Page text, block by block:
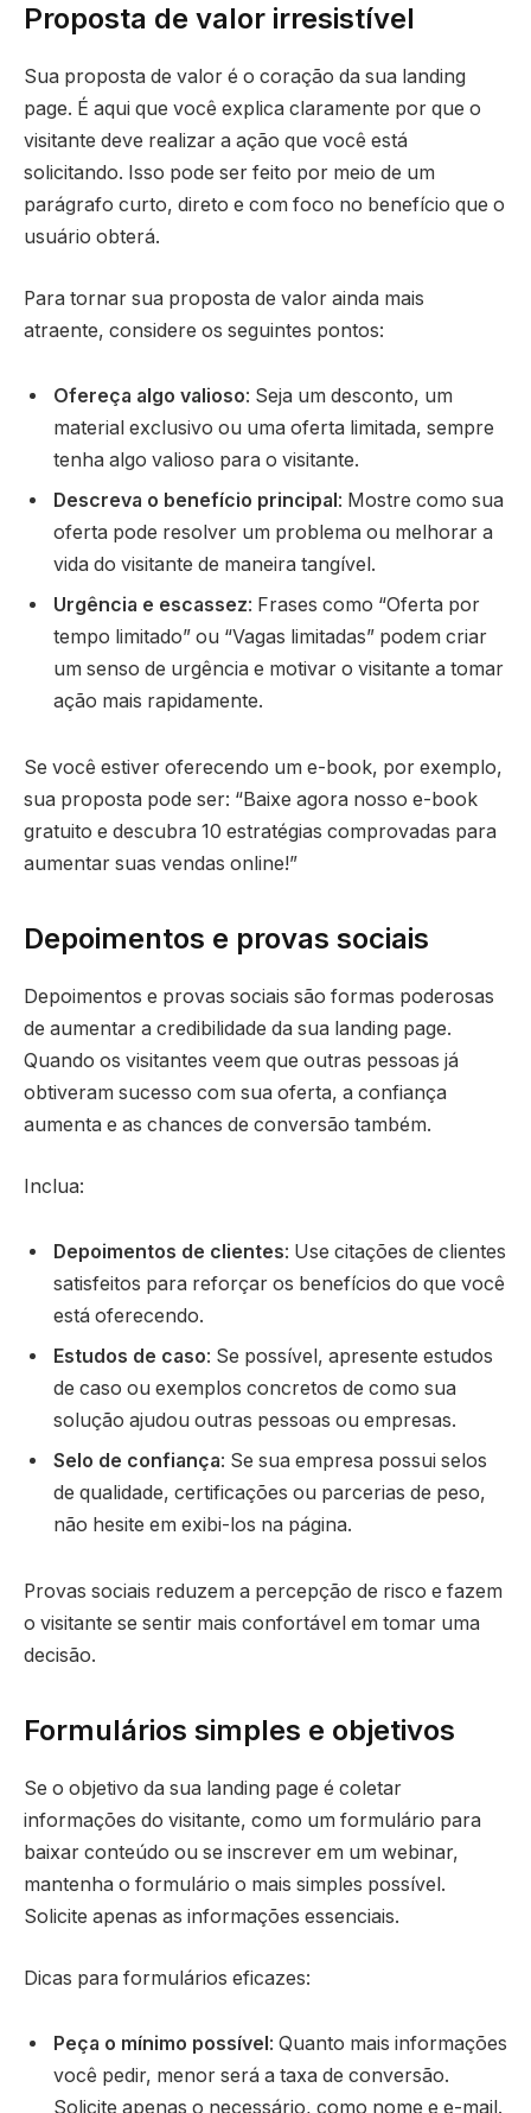
Proposta de valor irresistível
Sua proposta de valor é o coração da sua landing
page. É aqui que você explica claramente por que o
visitante deve realizar a ação que você está
solicitando. Isso pode ser feito por meio de um
parágrafo curto, direto e com foco no benefício que o
usuário obterá.
Para tornar sua proposta de valor ainda mais
atraente, considere os seguintes pontos:
Ofereça algo valioso: Seja um desconto, um
material exclusivo ou uma oferta limitada, sempre
tenha algo valioso para o visitante.
Descreva o benefício principal : Mostre como sua
oferta pode resolver um problema ou melhorar a
vida do visitante de maneira tangível.
Urgência e escassez: Frases como “Oferta por
tempo limitado” ou “Vagas limitadas” podem criar
um senso de urgência e motivar o visitante a tomar
ação mais rapidamente.
Se você estiver oferecendo um e-book, por exemplo,
sua proposta pode ser: “Baixe agora nosso e-book
gratuito e descubra 10 estratégias comprovadas para
aumentar suas vendas online!”
Depoimentos e provas sociais
Depoimentos e provas sociais são formas poderosas
de aumentar a credibilidade da sua landing page.
Quando os visitantes veem que outras pessoas já
obtiveram sucesso com sua oferta, a confiança
aumenta e as chances de conversão também.
Inclua:
Depoimentos de clientes: Use citações de clientes
satisfeitos para reforçar os benefícios do que você
está oferecendo.
Estudos de caso: Se possível, apresente estudos
de caso ou exemplos concretos de como sua
solução ajudou outras pessoas ou empresas.
Selo de confiança: Se sua empresa possui selos
de qualidade, certificações ou parcerias de peso,
não hesite em exibi-los na página.
Provas sociais reduzem a percepção de risco e fazem
o visitante se sentir mais confortável em tomar uma
decisão.
Formulários simples e objetivos
Se o objetivo da sua landing page é coletar
informações do visitante, como um formulário para
baixar conteúdo ou se inscrever em um webinar,
mantenha o formulário o mais simples possível.
Solicite apenas as informações essenciais.
Dicas para formulários eficazes:
Peça o mínimo possível : Quanto mais informações
você pedir, menor será a taxa de conversão.
Solicite apenas o necessário, como nome e e-mail.